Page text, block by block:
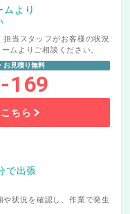
ムより
当スタッフがお客様の状況
ムよりご相談ください。
お見積り無料
169
ちら
で出張
状況を確認し、作業で発生